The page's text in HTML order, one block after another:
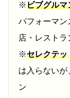
※ビブグルマ
パフォーマン
店・レストラ
※セレクテッ
は入らないが
ン